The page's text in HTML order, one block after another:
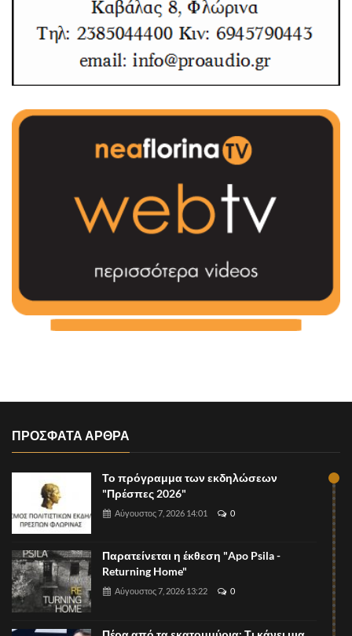
ΠΡΟΣΦΑΤΑ ΑΡΘΡΑ
Το πρόγραμμα των εκδηλώσεων
"Πρέσπες 2026"
Αύγουστος 7, 2026 14:01 0
Παρατείνεται η έκθεση "Apo Psila -
Returning Home"
Αύγουστος 7, 2026 13:22 0